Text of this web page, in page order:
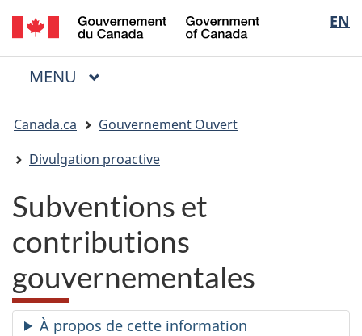
Passer
au
contenu
Passer
à
« Au
Passer
à
la
EN
of
Menu
MENU PRINCIPAL
êtes
ici
Canada.ca
Gouvernement Ouvert
Divulgation proactive
Subventions et
contributions
gouvernementales
À propos de cette information